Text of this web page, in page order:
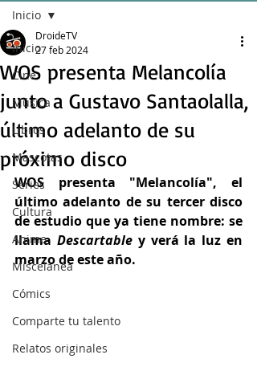
Inicio
Cine
Música
Libros
Mascotas
Series
Cultura
Anime
Miscelánea
Cómics
Comparte tu talento
Relatos originales
Inicio
WOS presenta Melancolía
junto a Gustavo Santaolalla,
último adelanto de su
próximo disco
DroideTV
27 feb 2024
WOS presenta "Melancolía", el
último adelanto de su tercer disco
de estudio que ya tiene nombre: se
llama Descartable y verá la luz en
marzo de este año.